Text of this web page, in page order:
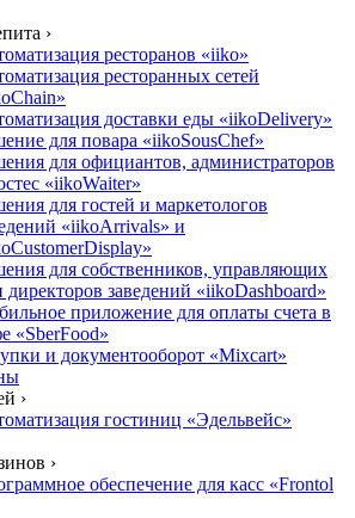
›
ресторанов «iiko»
ресторанных сетей
доставки еды «iikoDelivery»
для повара «iikoSousChef»
для официантов, администраторов
«iikoWaiter»
для гостей и маркетологов
«iikoArrivals» и
для собственников, управляющих
директоров заведений «iikoDashboard»
приложение для оплаты счета в
«SberFood»
и документооборот «Mixcart»
›
гостиниц «Эдельвейс»
›
обеспечение для касс «Frontol